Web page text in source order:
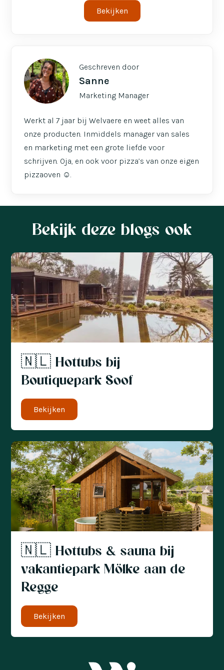
Bekijken
Geschreven door
Sanne
Marketing Manager
Werkt al 7 jaar bij Welvaere en weet alles van
onze producten. Inmiddels manager van sales
en marketing met een grote liefde voor
schrijven. Oja, en ook voor pizza’s van onze eigen
pizzaoven ☺️.
Bekijk deze blogs ook
🇳🇱 Hottubs bij
Boutiquepark Soof
Bekijken
🇳🇱 Hottubs & sauna bij
vakantiepark Mölke aan de
Regge
Bekijken